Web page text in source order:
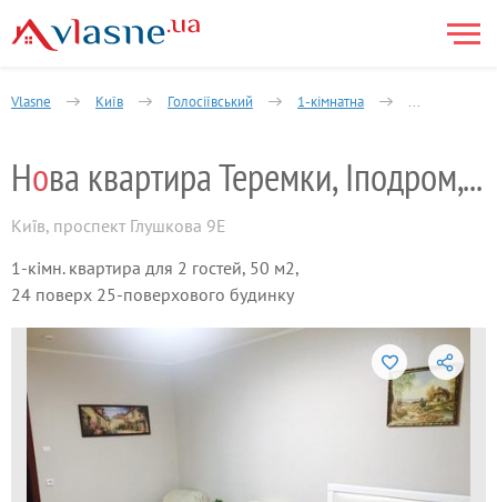
Vlasne Київ Голосіївський 1-кімнатна Куренівсько-
Но ва квартира Теремки, Іподром, ВДНХ
Київ, проспект Глушкова 9Е
1-кімн. квартира для 2 гостей, 50 м2,
24 поверх 25-поверхового будинку